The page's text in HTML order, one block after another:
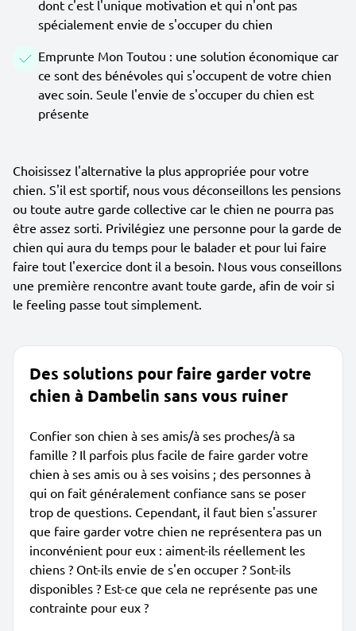
dont c'est l'unique motivation et qui n'ont pas
spécialement envie de s'occuper du chien
Emprunte Mon Toutou : une solution économique car
ce sont des bénévoles qui s'occupent de votre chien
avec soin. Seule l'envie de s'occuper du chien est
présente
Choisissez l'alternative la plus appropriée pour votre
chien. S'il est sportif, nous vous déconseillons les pensions
ou toute autre garde collective car le chien ne pourra pas
être assez sorti. Privilégiez une personne pour la garde de
chien qui aura du temps pour le balader et pour lui faire
faire tout l'exercice dont il a besoin. Nous vous conseillons
une première rencontre avant toute garde, afin de voir si
le feeling passe tout simplement.
Des solutions pour faire garder votre
chien à Dambelin sans vous ruiner
Confier son chien à ses amis/à ses proches/à sa
famille ? Il parfois plus facile de faire garder votre
chien à ses amis ou à ses voisins ; des personnes à
qui on fait généralement confiance sans se poser
trop de questions. Cependant, il faut bien s'assurer
que faire garder votre chien ne représentera pas un
inconvénient pour eux : aiment-ils réellement les
chiens ? Ont-ils envie de s'en occuper ? Sont-ils
disponibles ? Est-ce que cela ne représente pas une
contrainte pour eux ?